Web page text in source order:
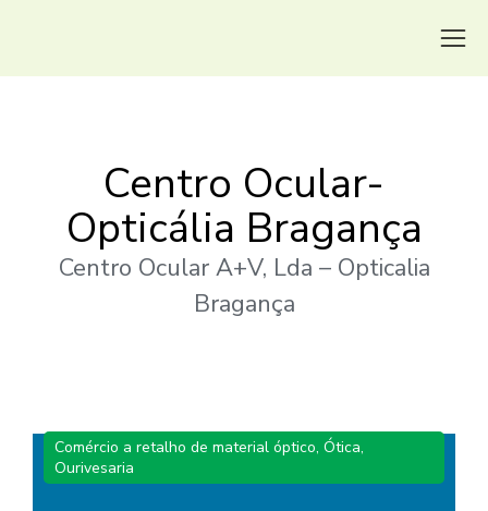
Centro Ocular-
Opticália Bragança
Centro Ocular A+V, Lda – Opticalia
Bragança
Comércio a retalho de material óptico, Ótica,
Ourivesaria